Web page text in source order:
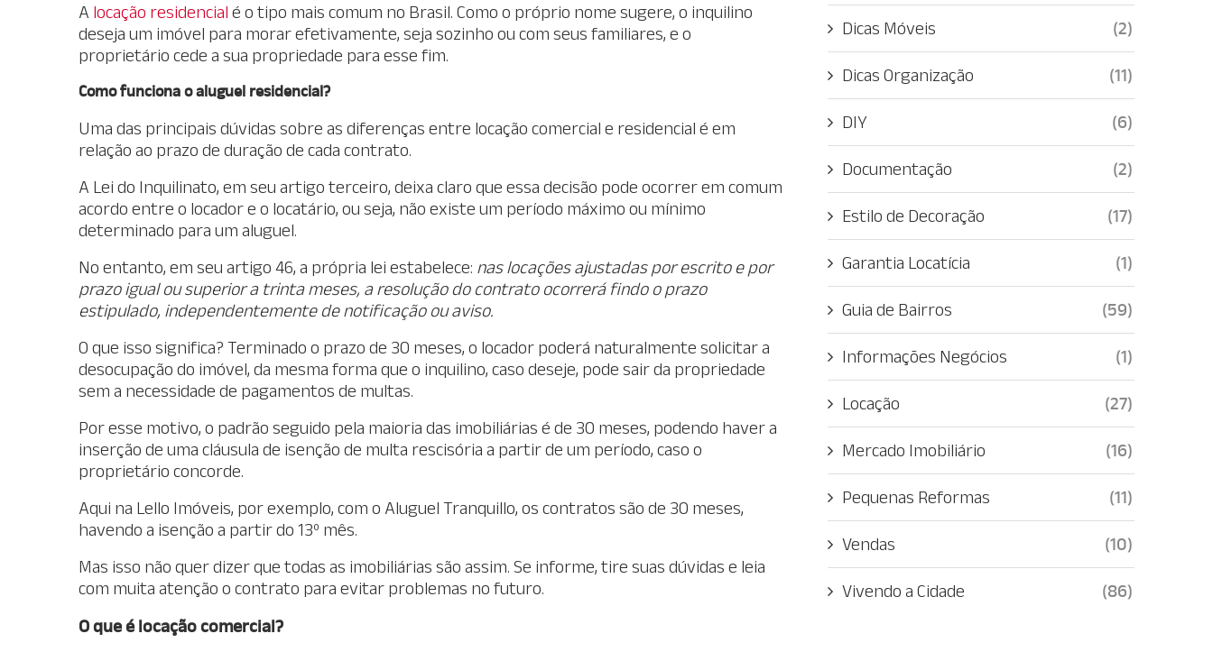
A locação residencial é o tipo mais comum no Brasil. Como o próprio nome sugere, o inquilino
deseja um imóvel para morar efetivamente, seja sozinho ou com seus familiares, e o
proprietário cede a sua propriedade para esse fim.
Como funciona o aluguel residencial?
Uma das principais dúvidas sobre as diferenças entre locação comercial e residencial é em
relação ao prazo de duração de cada contrato.
A Lei do Inquilinato, em seu artigo terceiro, deixa claro que essa decisão pode ocorrer em comum
acordo entre o locador e o locatário, ou seja, não existe um período máximo ou mínimo
determinado para um aluguel.
No entanto, em seu artigo 46, a própria lei estabelece: nas locações ajustadas por escrito e por
prazo igual ou superior a trinta meses, a resolução do contrato ocorrerá findo o prazo
estipulado, independentemente de notificação ou aviso.
O que isso significa? Terminado o prazo de 30 meses, o locador poderá naturalmente solicitar a
desocupação do imóvel, da mesma forma que o inquilino, caso deseje, pode sair da propriedade
sem a necessidade de pagamentos de multas.
Por esse motivo, o padrão seguido pela maioria das imobiliárias é de 30 meses, podendo haver a
inserção de uma cláusula de isenção de multa rescisória a partir de um período, caso o
proprietário concorde.
Aqui na Lello Imóveis, por exemplo, com o Aluguel Tranquillo, os contratos são de 30 meses,
havendo a isenção a partir do 13º mês.
Mas isso não quer dizer que todas as imobiliárias são assim. Se informe, tire suas dúvidas e leia
com muita atenção o contrato para evitar problemas no futuro.
O que é locação comercial?
Dicas Móveis (2)
Dicas Organização (11)
DIY (6)
Documentação (2)
Estilo de Decoração (17)
Garantia Locatícia (1)
Guia de Bairros (59)
Informações Negócios (1)
Locação (27)
Mercado Imobiliário (16)
Pequenas Reformas (11)
Vendas (10)
Vivendo a Cidade (86)